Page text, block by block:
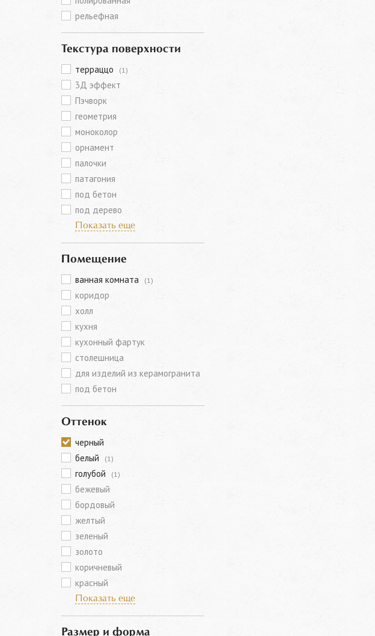
рельефная
Текстура поверхности
терраццо (1)
3Д эффект
Пэчворк
геометрия
моноколор
орнамент
палочки
патагония
под бетон
под дерево
Показать еще
Помещение
ванная комната (1)
коридор
холл
кухня
кухонный фартук
столешница
для изделий из керамогранита
под бетон
Оттенок
черный
белый
(1)
голубой (1)
бежевый
бордовый
желтый
зеленый
золото
коричневый
красный
Показать еще
Размер и форма